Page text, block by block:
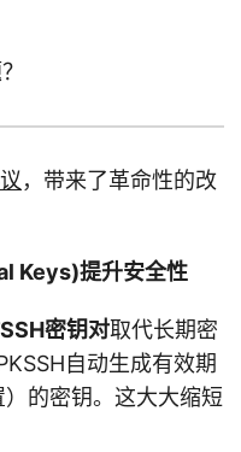
，带来了革命性的改
Keys)提升安全性
密钥对取代长期密
自动生成有效期
的密钥。这大大缩短